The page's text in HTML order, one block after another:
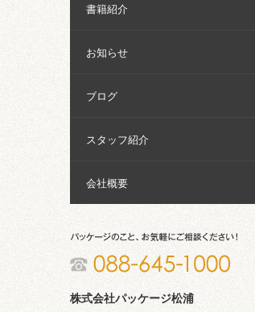
書籍紹介
お知らせ
ブログ
スタッフ紹介
会社概要
株式会社パッケージ松浦